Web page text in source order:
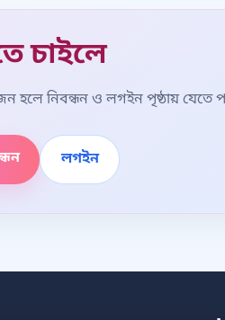
চাইলে
হলে নিবন্ধন ও লগইন পৃষ্ঠায় যেতে
লগইন